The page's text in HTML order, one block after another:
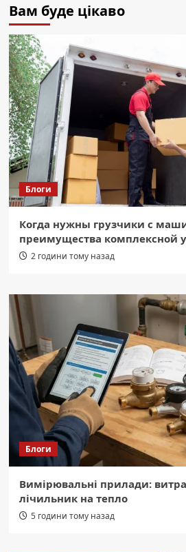
Вам буде цікаво
Блоги
Когда нужны грузчики с
преимущества комплексной
2 години тому назад
Блоги
Вимірювальні прилади:
лічильник на тепло
5 години тому назад